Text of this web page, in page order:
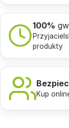
100%
produkty
Kup